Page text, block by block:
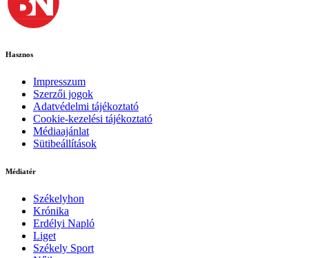
Hasznos
Impresszum
Szerzői jogok
Adatvédelmi tájékoztató
Cookie-kezelési tájékoztató
Médiaajánlat
Sütibeállítások
Médiatér
Székelyhon
Krónika
Erdélyi Napló
Liget
Székely Sport